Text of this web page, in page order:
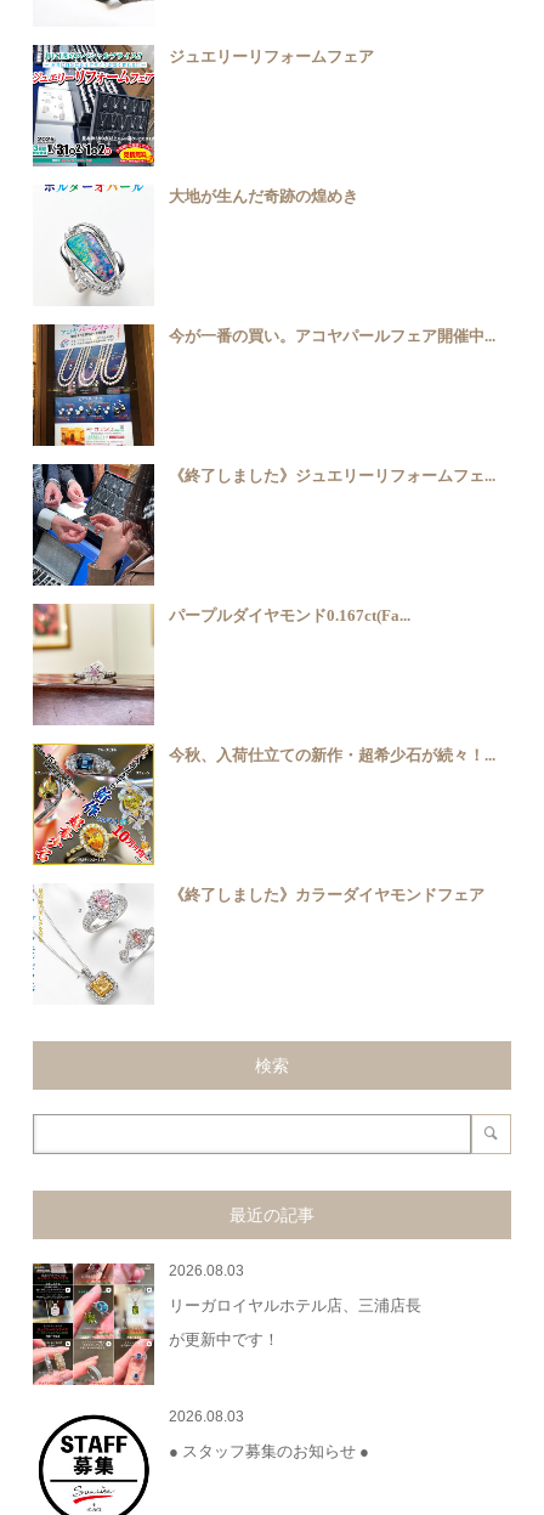
ジュエリーリフォームフェア
大地が生んだ奇跡の煌めき
今が一番の買い。アコヤパールフェア開催中...
《終了しました》ジュエリーリフォームフェ...
パープルダイヤモンド0.167ct(Fa...
今秋、入荷仕立ての新作・超希少石が続々！...
《終了しました》カラーダイヤモンドフェア
検索
最近の記事
2026.08.03
リーガロイヤルホテル店、三浦店長
が更新中です！
2026.08.03
● スタッフ募集のお知らせ ●